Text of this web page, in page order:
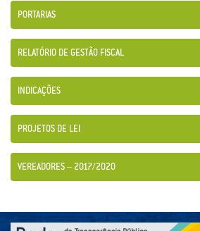
PORTARIAS
RELATÓRIO DE GESTÃO FISCAL
INDICAÇÕES
PROJETOS DE LEI
VEREADORES – 2017/2020